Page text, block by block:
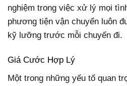
nghiệm trong việc xử lý mọi
phương tiện vận chuyển luôn
kỹ lưỡng trước mỗi chuyến đi.
Giá Cước Hợp Lý
Một trong những yếu tố quan